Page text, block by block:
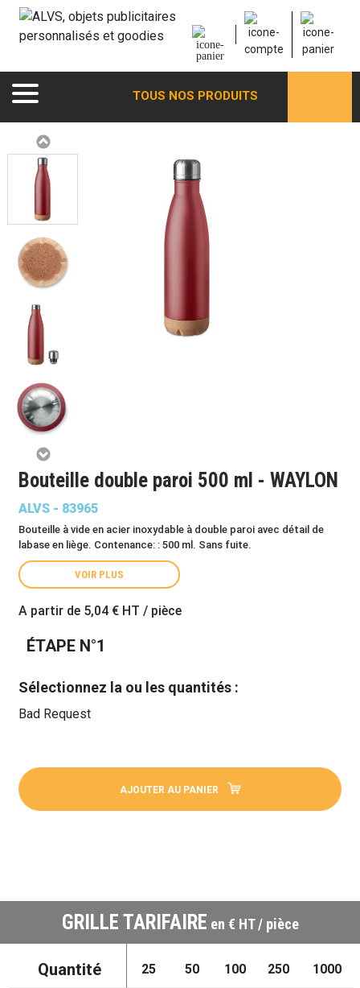
TOUS NOS PRODUITS
Bouteille double paroi 500 ml - WAYLON
ALVS - 83965
Bouteille à vide en acier inoxydable à double paroi avec détail de
labase en liège. Contenance: : 500 ml. Sans fuite.
VOIR PLUS
A partir de 5,04 € HT / pièce
ÉTAPE N°1
Sélectionnez la ou les quantités :
Bad Request
AJOUTER AU PANIER
GRILLE TARIFAIRE en € HT / pièce
Quantité 25 50 100 250 1000